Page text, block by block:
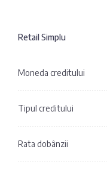
zilei
Retail Simplu
Moneda creditului
Tipul creditului
Rata dobânzii